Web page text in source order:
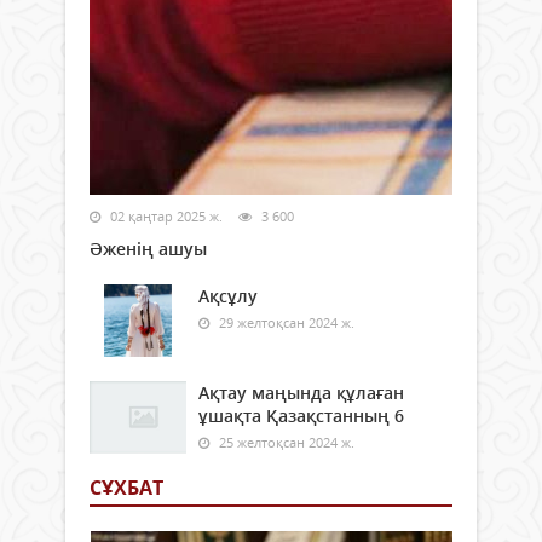
02 қаңтар 2025 ж. 3 600
Әженің ашуы
Ақсұлу
29 желтоқсан 2024 ж.
Ақтау маңында құлаған
ұшақта Қазақстанның 6
25 желтоқсан 2024 ж.
СҰХБАТ